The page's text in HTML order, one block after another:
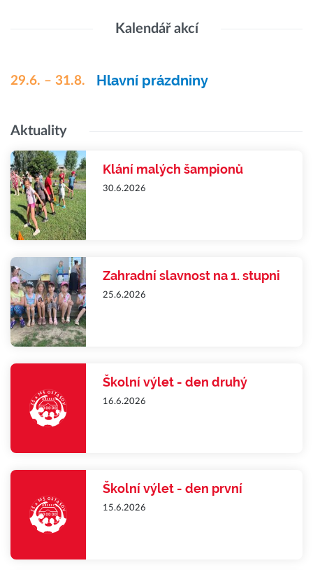
Kalendář akcí
29.6. – 31.8. Hlavní prázdniny
Aktuality
Klání malých šampionů
30.6.2026
Zahradní slavnost na 1. stupni
25.6.2026
Školní výlet - den druhý
16.6.2026
Školní výlet - den první
15.6.2026